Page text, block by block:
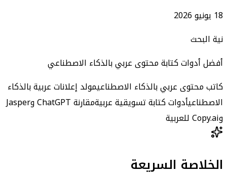
18 يونيو 2026
نية البحث
أفضل أدوات كتابة محتوى عربي بالذكاء الاصطناعي
كاتب محتوى عربي بالذكاء الاصطناعيمولد إعلانات عربية بالذكاء
الاصطناعيأدوات كتابة تسويقية عربية
مقارنة ChatGPT وJasper
وCopy.ai للعربية
الخلاصة السريعة